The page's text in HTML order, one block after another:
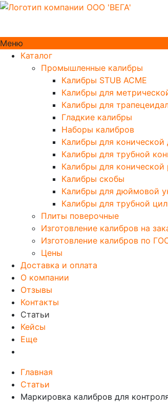
Меню
Каталог
Промышленные калибры
Калибры STUB ACME
Калибры для
Калибры для
Гладкие калибры
Наборы калибров
Калибры для
Калибры для трубной
Калибры для конической
Калибры скобы
Калибры для дюймовой
Калибры для трубной
Плиты поверочные
Изготовление калибров на
Изготовление калибров по
Цены
Доставка и оплата
О компании
Отзывы
Контакты
Статьи
Кейсы
Еще
Главная
Статьи
Маркировка калибров для